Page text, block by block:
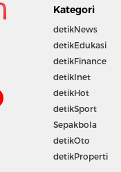
Kategori
detikNews
detikEdukasi
detikFinance
detikInet
detikHot
detikSport
Sepakbola
detikOto
detikProperti